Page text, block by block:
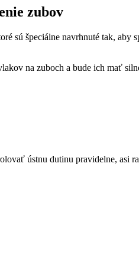
zubov
sú špeciálne navrhnuté tak, aby
na zuboch a bude ich mať
ústnu dutinu pravidelne,